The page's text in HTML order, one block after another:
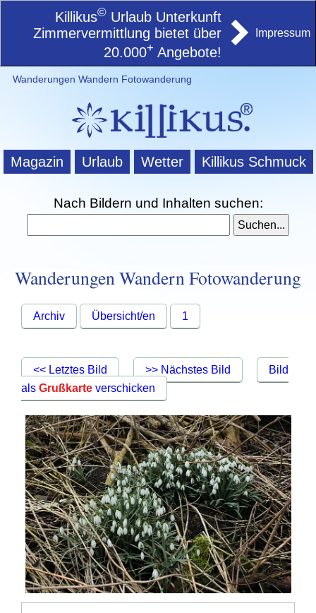
Killikus© Urlaub Unterkunft
Zimmervermittlung bietet über
20.000+ Angebote!
Impressum
Wanderungen Wandern Fotowanderung
Magazin Urlaub Wetter Killikus Schmuck
Nach Bildern und Inhalten suchen:
Wanderungen Wandern Fotowanderung
Archiv Übersicht/en 1
<< Letztes Bild >> Nächstes Bild
Bild
alsGrußkarte verschicken